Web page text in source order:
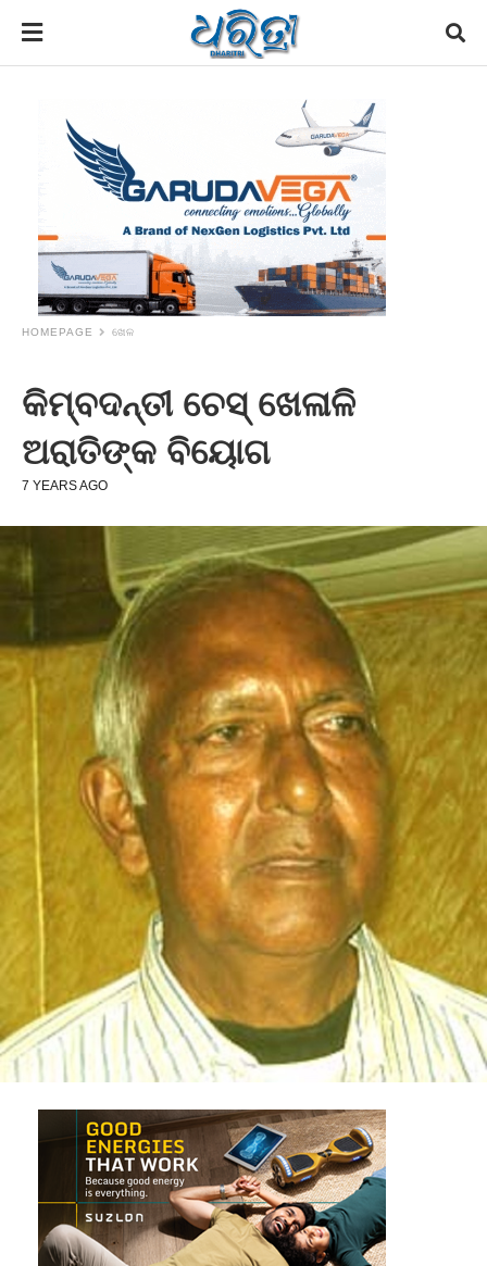
HOMEPAGE ଖେଳ
କିମ୍ବଦନ୍ତୀ ଚେସ୍‌ ଖେଳାଳି
ଅରାତିଙ୍କ ବିୟୋଗ
7 YEARS AGO